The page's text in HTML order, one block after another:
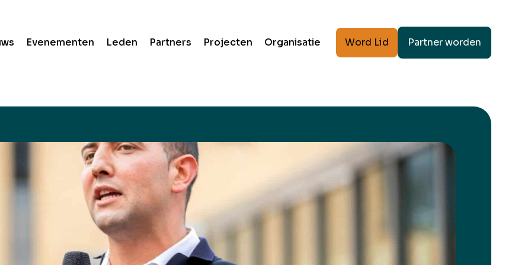
Evenementen Leden Partners Projecten Organisatie Word Lid Partner worden